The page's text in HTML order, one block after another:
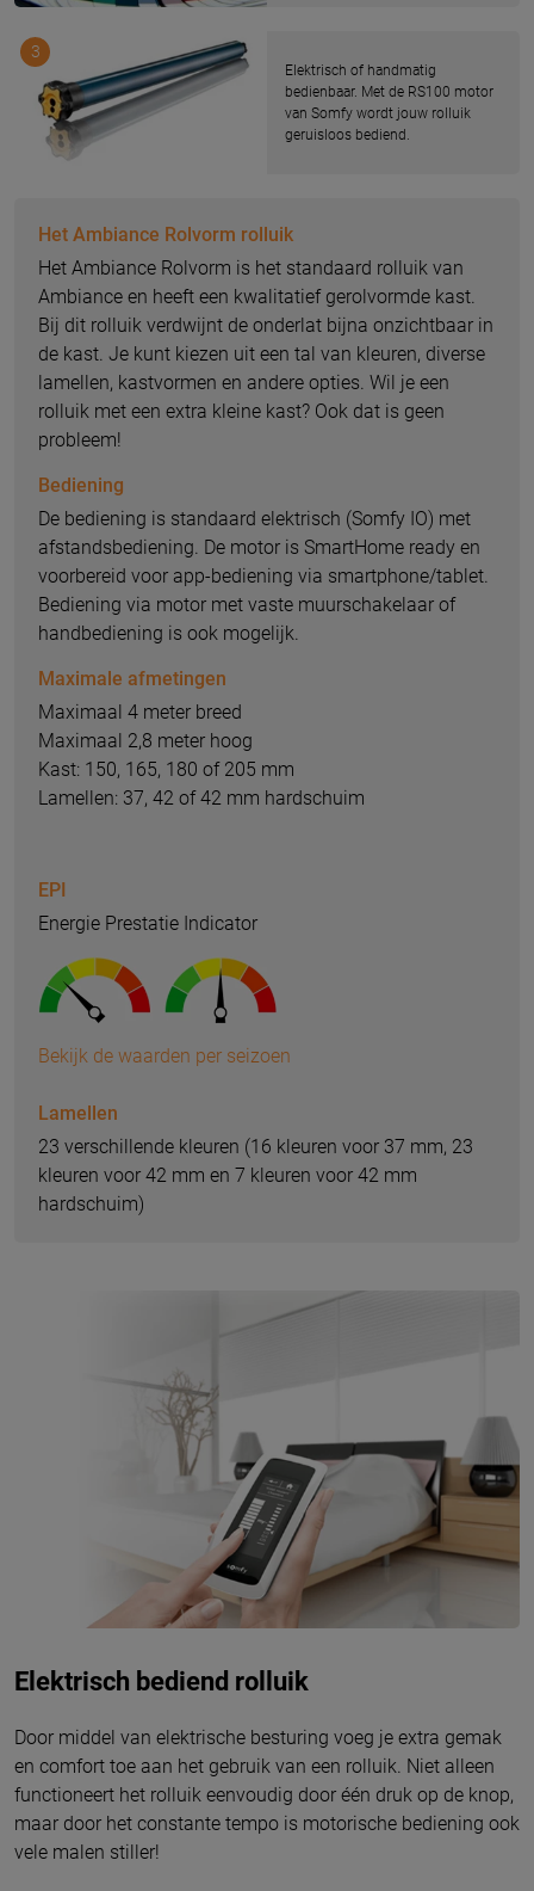
Elektrisch of handmatig
bedienbaar. Met de RS100 motor
van Somfy wordt jouw rolluik
geruisloos bediend.
3
Het Ambiance Rolvorm rolluik
Het Ambiance Rolvorm is het standaard rolluik van
Ambiance en heeft een kwalitatief gerolvormde kast.
Bij dit rolluik verdwijnt de onderlat bijna onzichtbaar in
de kast. Je kunt kiezen uit een tal van kleuren, diverse
lamellen, kastvormen en andere opties. Wil je een
rolluik met een extra kleine kast? Ook dat is geen
probleem!
Bediening
De bediening is standaard elektrisch (Somfy IO) met
afstandsbediening. De motor is SmartHome ready en
voorbereid voor app-bediening via smartphone/tablet.
Bediening via motor met vaste muurschakelaar of
handbediening is ook mogelijk.
Maximale afmetingen
Maximaal 4 meter breed
Maximaal 2,8 meter hoog
Kast: 150, 165, 180 of 205 mm
Lamellen: 37, 42 of 42 mm hardschuim
EPI
Energie Prestatie Indicator
Bekijk de waarden per seizoen
Lamellen
23 verschillende kleuren (16 kleuren voor 37 mm, 23
kleuren voor 42 mm en 7 kleuren voor 42 mm
hardschuim)
Elektrisch bediend rolluik
Door middel van elektrische besturing voeg je extra gemak
en comfort toe aan het gebruik van een rolluik. Niet alleen
functioneert het rolluik eenvoudig door één druk op de knop,
maar door het constante tempo is motorische bediening ook
vele malen stiller!